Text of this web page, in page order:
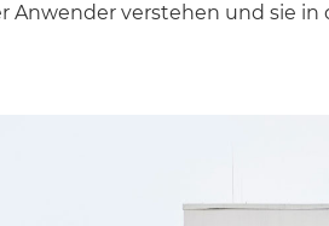
verstehen und sie in